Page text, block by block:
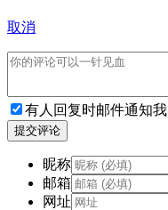
取消
有人回复时邮件通知我
提交评论
昵称
邮箱
网址